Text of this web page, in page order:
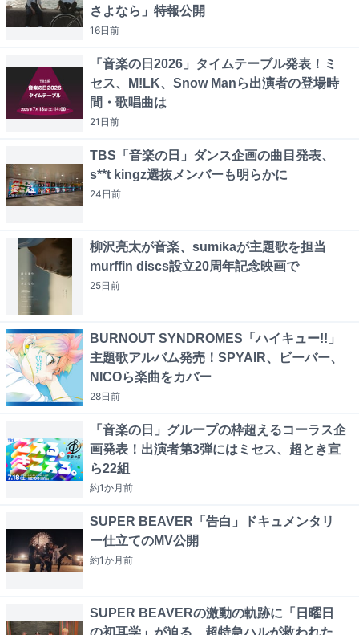
さよなら」特報公開
16日前
「音楽の日2026」タイムテーブル発表！ミ
セス、M!LK、Snow Manら出演者の登場時
間・歌唱曲は
21日前
TBS「音楽の日」ダンス企画の曲目発表、
s**t kingz選抜メンバーも明らかに
24日前
柳沢亮太が音楽、sumikaが主題歌を担当
murffin discs設立20周年記念映画で
25日前
BURNOUT SYNDROMES「ハイキュー!!」
主題歌アルバム発売！SPYAIR、ビーバー、
NICOら楽曲をカバー
28日前
「音楽の日」グループの枠超えるコーラス企
画発表！出演者第3弾にはミセス、超とき宣
ら22組
約1か月前
SUPER BEAVER「告白」ドキュメンタリ
ー仕立てのMV公開
約1か月前
SUPER BEAVERの激動の軌跡に「日曜日